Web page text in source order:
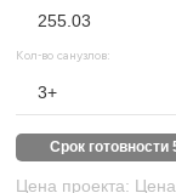
255.03
Кол-во санузлов:
3+
срок
Цена проекта: